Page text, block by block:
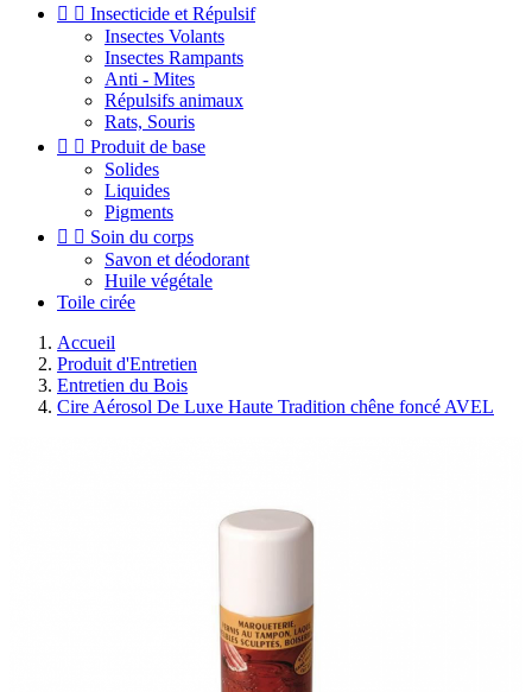
  Insecticide et Répulsif
Insectes Volants
Insectes Rampants
Anti - Mites
Répulsifs animaux
Rats, Souris
  Produit de base
Solides
Liquides
Pigments
  Soin du corps
Savon et déodorant
Huile végétale
Toile cirée
Accueil
Produit d'Entretien
Entretien du Bois
Cire Aérosol De Luxe Haute Tradition chêne foncé AVEL